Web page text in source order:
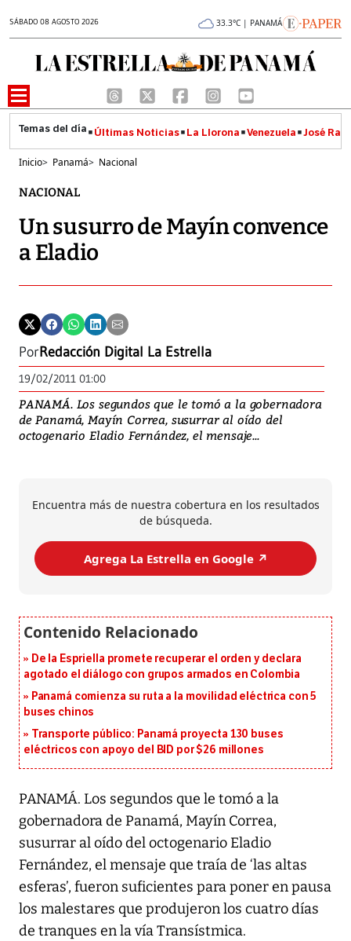
SÁBADO 08 AGOSTO 2026 33.3°C | PANAMÁ
Últimas Noticias La Llorona Venezuela José
Inicio> Panamá> Nacional
NACIONAL
Un susurro de Mayín convence
a Eladio
PorRedacción Digital La Estrella
19/02/2011 01:00
PANAMÁ. Los segundos que le tomó a la gobernadora
de Panamá, Mayín Correa, susurrar al oído del
octogenario Eladio Fernández, el mensaje...
Encuentra más de nuestra cobertura en los resultados
de búsqueda.
Agrega La Estrella en Google ↗️
De la Espriella promete recuperar el orden y declara
agotado el diálogo con grupos armados en Colombia
Panamá comienza su ruta a la movilidad eléctrica con 5
buses chinos
Transporte público: Panamá proyecta 130 buses
eléctricos con apoyo del BID por $26 millones
PANAMÁ. Los segundos que le tomó a la
gobernadora de Panamá, Mayín Correa,
susurrar al oído del octogenario Eladio
Fernández, el mensaje que traía de ‘las altas
esferas’, fueron suficientes para poner en pausa
los malestares que produjeron los cuatro días
de tranques en la vía Transístmica.